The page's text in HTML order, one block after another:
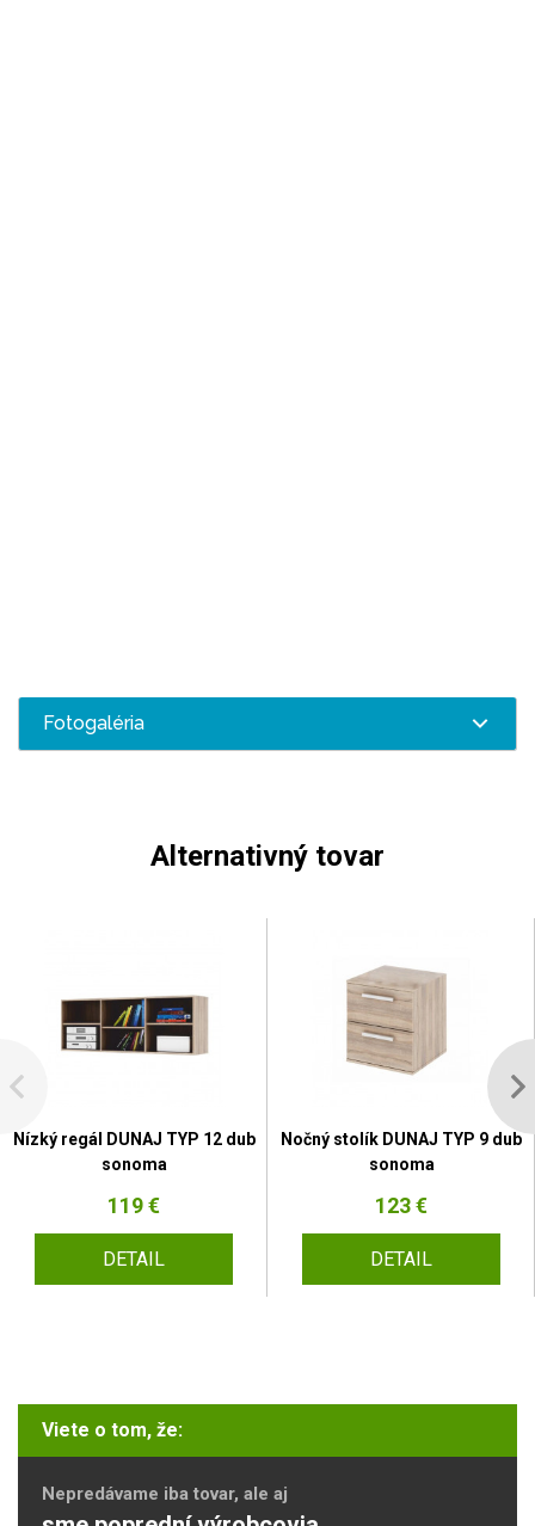
Fotogaléria
Alternativný tovar
Nízký regál DUNAJ TYP 12 dub
sonoma
119 €
DETAIL
Nočný stolík DUNAJ TYP 9 dub
sonoma
123 €
DETAIL
Viete o tom, že:
Nepredávame iba tovar, ale aj